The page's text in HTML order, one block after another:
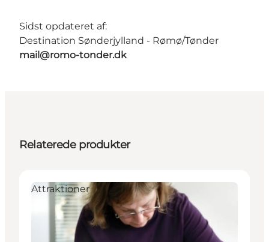
Sidst opdateret af:
Destination Sønderjylland - Rømø/Tønder
mail@romo-tonder.dk
Relaterede produkter
Attraktioner